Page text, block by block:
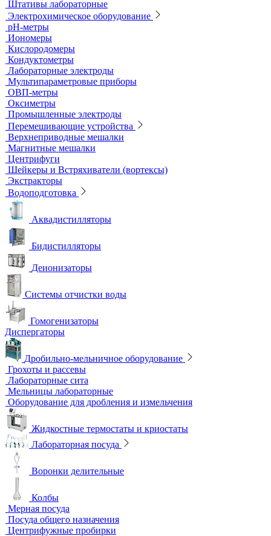
Титраторы
Ультразвуковые ванны и мойки
Устройства для сушки посуды
Холодильники лабораторные
Шкафы общелабораторные
Штативы лабораторные
Электрохимическое оборудование
pH-метры
Иономеры
Кислородомеры
Кондуктометры
Лабораторные электроды
Мультипараметровые приборы
ОВП-метры
Оксиметры
Промышленные электроды
Перемешивающие устройства
Верхнеприводные мешалки
Магнитные мешалки
Центрифуги
Шейкеры и Встряхиватели (вортексы)
Экстракторы
Водоподготовка
Деионизаторы
Системы отчистки воды
Гомогенизаторы
Диспергаторы
Грохоты и рассевы
Лабораторные сита
Мельницы лабораторные
Оборудование для дробления и измельчения
Лабораторная посуда
Воронки делительные